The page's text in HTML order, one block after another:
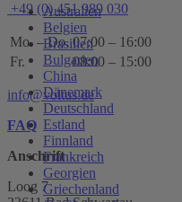
Australien
Belgien
Brasilien
Bulgarien
China
Dänemark
Deutschland
Estland
Finnland
Frankreich
Georgien
Griechenland
+49 (0) 451 989 030
Mo. – Do. 07:00 – 16:00
Fr.
08:00 – 15:00
info@voltus.de
FAQ
Anschrift
Loog 7